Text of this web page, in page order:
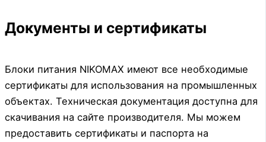
Документы и сертификаты
Блоки питания NIKOMAX имеют все необходимые
сертификаты для использования на промышленных
объектах. Техническая документация доступна для
скачивания на сайте производителя. Мы можем
предоставить сертификаты и паспорта на